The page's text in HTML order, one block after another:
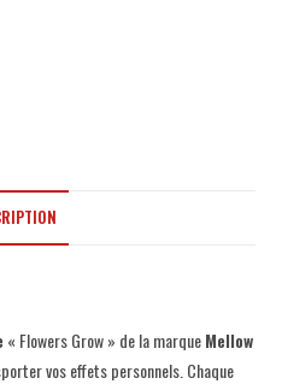
« Flowers Grow» de la marqueMellow
vos effets personnels. Chaque